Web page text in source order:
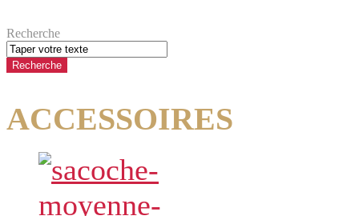
Recherche
ACCESSOIRES